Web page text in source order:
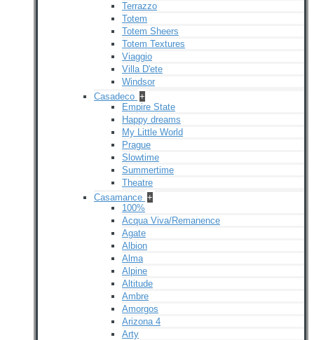
Terrazzo
Totem
Totem Sheers
Totem Textures
Viaggio
Villa D'ete
Windsor
Casadeco +
Empire State
Happy dreams
My Little World
Prague
Slowtime
Summertime
Theatre
Casamance +
100%
Acqua Viva/Remanence
Agate
Albion
Alma
Alpine
Altitude
Ambre
Amorgos
Arizona 4
Arty